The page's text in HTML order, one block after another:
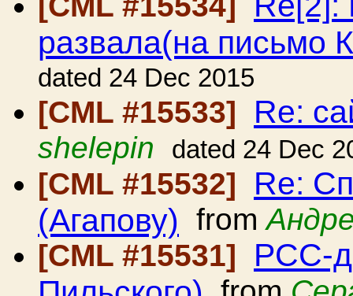
развала(на письмо
dated 24 Dec 2015
[CML #15533] Re:
shelepin dated 24 Dec
[CML #15532] Re:
(Агапову) from
[CML #15531]
РСС-